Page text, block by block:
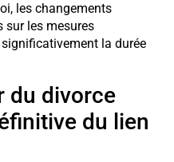
les changements
sur les mesures
la durée
du divorce
du lien